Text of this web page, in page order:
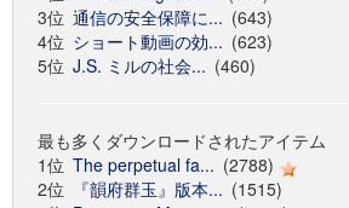
3位 通信の安全保障に... (643)
4位 ショート動画の効... (623)
5位 J.S. ミルの社会... (460)
最も多くダウンロードされたアイテム
1位 The perpetual fa... (2788)
2位
『韻府群玉』版本... (1515)